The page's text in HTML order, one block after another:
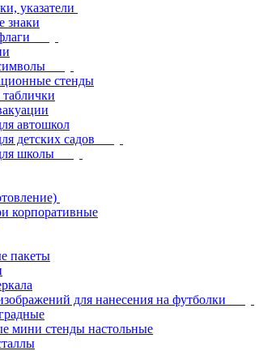
указатели
знаки
стенды
автошкол
детских садов
школы
корпоративные
пакеты
для нанесения на футболки
мини стенды настольные